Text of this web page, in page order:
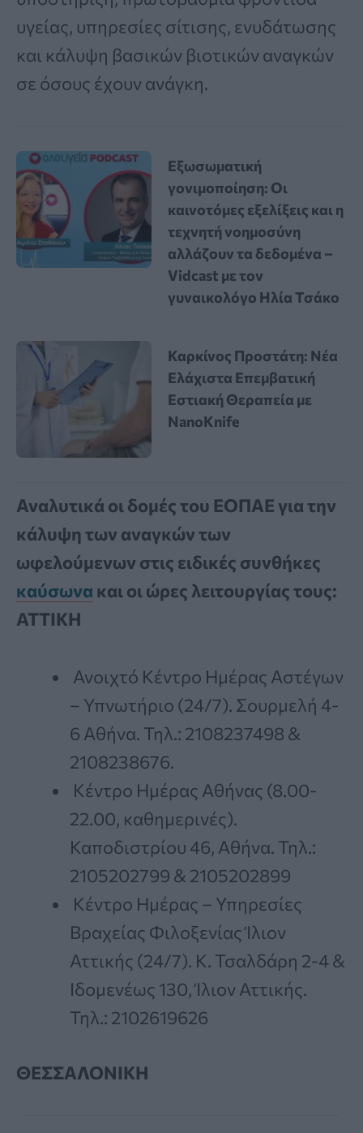
υγείας, υπηρεσίες σίτισης, ενυδάτωσης
και κάλυψη βασικών βιοτικών αναγκών
σε όσους έχουν ανάγκη.
Εξωσωματική
γονιμοποίηση: Οι
καινοτόμες εξελίξεις και η
τεχνητή νοημοσύνη
αλλάζουν τα δεδομένα –
Vidcast με τον
γυναικολόγο Ηλία Τσάκο
Καρκίνος Προστάτη: Νέα
Ελάχιστα Επεμβατική
Εστιακή Θεραπεία με
NanoKnife
Αναλυτικά οι δομές του ΕΟΠΑΕ για την
κάλυψη των αναγκών των
ωφελούμενων στις ειδικές συνθήκες
καύσωνακαι οι ώρες λειτουργίας τους:
ΑΤΤΙΚΗ
Ανοιχτό Κέντρο Ημέρας Αστέγων
– Υπνωτήριο (24/7). Σουρμελή 4-
6 Αθήνα. Τηλ.: 2108237498 &
2108238676.
Κέντρο Ημέρας Αθήνας (8.00-
22.00, καθημερινές).
Καποδιστρίου 46, Αθήνα. Τηλ.:
2105202799 & 2105202899
Κέντρο Ημέρας – Υπηρεσίες
Βραχείας Φιλοξενίας Ίλιον
Αττικής (24/7). Κ. Τσαλδάρη 2-4 &
Ιδομενέως 130, Ίλιον Αττικής.
Τηλ.: 2102619626
ΘΕΣΣΑΛΟΝΙΚΗ